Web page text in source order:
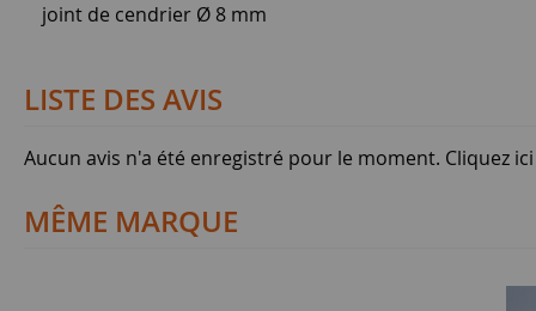
joint de cendrier Ø 8 mm
LISTE DES AVIS
Aucun avis n'a été enregistré pour le moment. Cliquez
MÊME MARQUE